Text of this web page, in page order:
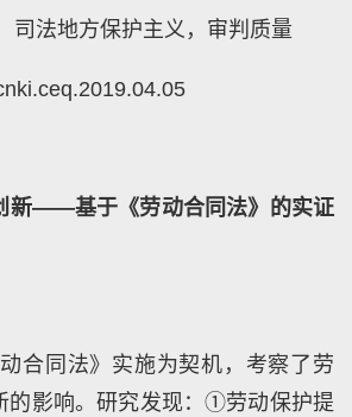
司法地方保护主义，审判质量
新——基于《劳动合同法》的实证
合同法》实施为契机，考察了劳
的影响。研究发现：①劳动保护提